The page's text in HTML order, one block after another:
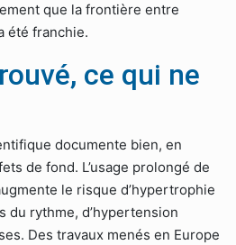
que la frontière entre
été franchie.
ce qui ne
documente bien, en
de fond. L’usage prolongé de
le risque d’hypertrophie
du rythme, d’hypertension
Des travaux menés en Europe